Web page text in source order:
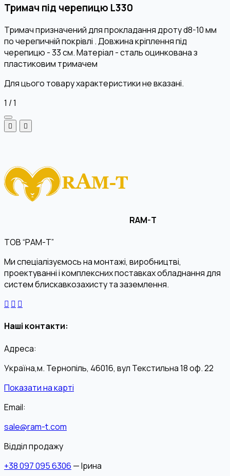
Тримач під черепицю L330
Тримач призначений для прокладання дроту d8-10 мм
по черепичній покрівлі . Довжина кріплення під
черепицю - 33 см. Матеріал - сталь оцинкована з
пластиковим тримачем
Для цього товару характеристики не вказані.
1 /1
RAM-T
ТОВ “РАМ-Т”
Ми спеціалізуємось на монтажі, виробництві,
проектуванні і комплексних поставках обладнання для
систем блискавкозахисту та заземлення.
Наші контакти:
Адреса:
Україна,м. Тернопіль, 46016, вул Текстильна 18 оф. 22
Показати на карті
Email:
sale@ram-t.com
Відділ продажу
+38 097 095 6306 — Ірина